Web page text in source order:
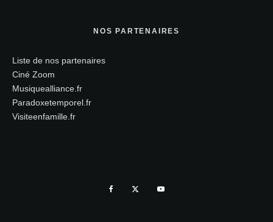
NOS PARTENAIRES
Liste de nos partenaires
Ciné Zoom
Musiquealliance.fr
Paradoxetemporel.fr
Visiteenfamille.fr